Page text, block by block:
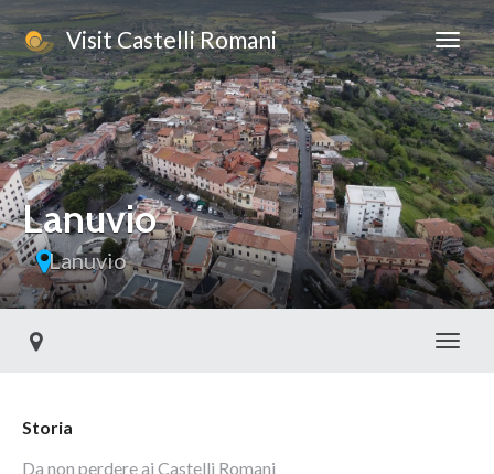
Visit Castelli Romani
Lanuvio
Lanuvio
Storia
Da non perdere ai Castelli Romani